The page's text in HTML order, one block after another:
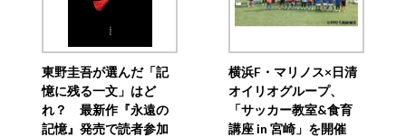
東野圭吾が選んだ「記
憶に残る一文」はど
れ？ 最新作『永遠の
記憶』発売で読者参加
横浜F・マリノス×日清
オイリオグループ、
「サッカー教室&食育
講座 in 宮崎」を開催